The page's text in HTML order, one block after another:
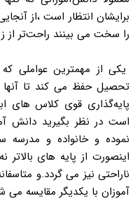
برایشان انتظار است ،از
را سخت می بینند راحت‌تر از
یکی از مهمترین عواملی
تحصیل حفظ می کند تا آنها
پایه‌گذاری قوی کلاس های
است در نظر بگیرید دانش
نموده و خانواده و مدرسه
اینصورت از پایه های
ناراحتی نیز می گردد.و
آموزان با یکدیگر مقایسه می